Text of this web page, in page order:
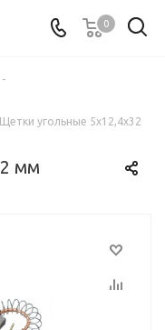
0
-
Щетки угольные 5х12,4х32
мм